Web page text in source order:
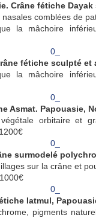
Crâne fétiche
comblées de
la mâchoire
fétiche sculpté et
la mâchoire
Asmat. Papouasie,
orbitaire et
surmodelé
sur la crâne et
Iatmul,
pigments